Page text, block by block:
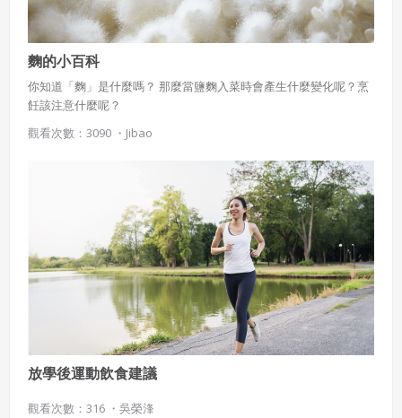
麴的小百科
你知道「麴」是什麼嗎？ 那麼當鹽麴入菜時會產生什麼變化呢？烹
飪該注意什麼呢？
觀看次數：3090 ・ Jibao
放學後運動飲食建議
觀看次數：316 ・ 吳榮浲